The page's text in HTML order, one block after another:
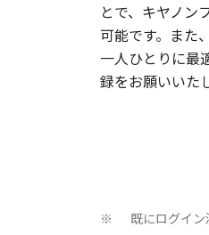
とで、キヤノン
可能です。また
一人ひとりに最
録をお願いいた
※ 既にログイン